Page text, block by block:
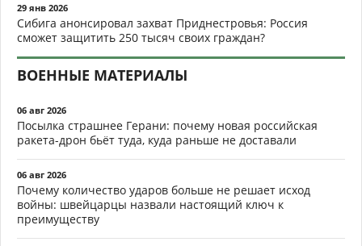
29 янв 2026
Сибига анонсировал захват Приднестровья: Россия
сможет защитить 250 тысяч своих граждан?
ВОЕННЫЕ МАТЕРИАЛЫ
06 авг 2026
Посылка страшнее Герани: почему новая российская
ракета-дрон бьёт туда, куда раньше не доставали
06 авг 2026
Почему количество ударов больше не решает исход
войны: швейцарцы назвали настоящий ключ к
преимуществу